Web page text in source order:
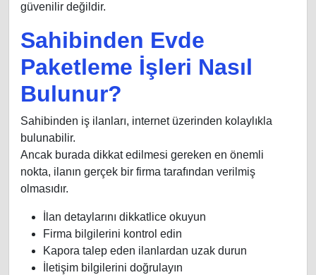
güvenilir değildir.
Sahibinden Evde
Paketleme İşleri Nasıl
Bulunur?
Sahibinden iş ilanları, internet üzerinden kolaylıkla
bulunabilir.
Ancak burada dikkat edilmesi gereken en önemli
nokta, ilanın gerçek bir firma tarafından verilmiş
olmasıdır.
İlan detaylarını dikkatlice okuyun
Firma bilgilerini kontrol edin
Kapora talep eden ilanlardan uzak durun
İletişim bilgilerini doğrulayın